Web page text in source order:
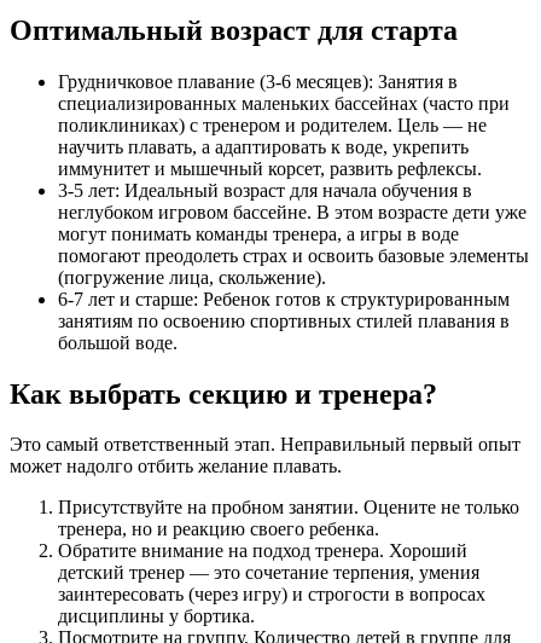
Оптимальный возраст для старта
Грудничковое плавание (3-6 месяцев): Занятия в
специализированных маленьких бассейнах (часто при
поликлиниках) с тренером и родителем. Цель — не
научить плавать, а адаптировать к воде, укрепить
иммунитет и мышечный корсет, развить рефлексы.
3-5 лет: Идеальный возраст для начала обучения в
неглубоком игровом бассейне. В этом возрасте дети уже
могут понимать команды тренера, а игры в воде
помогают преодолеть страх и освоить базовые элементы
(погружение лица, скольжение).
6-7 лет и старше: Ребенок готов к структурированным
занятиям по освоению спортивных стилей плавания в
большой воде.
Как выбрать секцию и тренера?
Это самый ответственный этап. Неправильный первый опыт
может надолго отбить желание плавать.
Присутствуйте на пробном занятии. Оцените не только
тренера, но и реакцию своего ребенка.
Обратите внимание на подход тренера. Хороший
детский тренер — это сочетание терпения, умения
заинтересовать (через игру) и строгости в вопросах
дисциплины у бортика.
Посмотрите на группу. Количество детей в группе для